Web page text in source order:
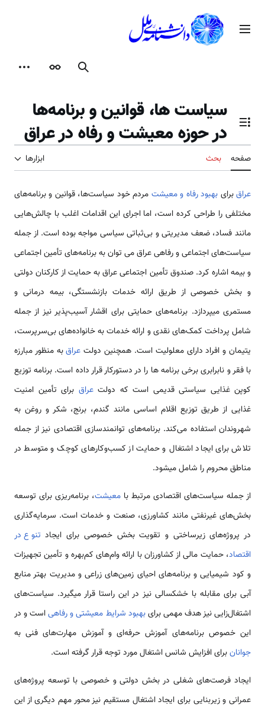
محتوامنوی اصلی
جستجوظاهر
تغییر وضعیت فهرست محتویات
سیاست ها، قوانین و برنامه‌ها
در حوزه معیشت و رفاه در عراق
صفحه بحث ابزارها
عراقبرای بهبود رفاه و معیشت مردم خود سیاست‌ها، قوانین و برنامه‌های
مختلفی را طراحی کرده است، اما اجرای این اقدامات اغلب با چالش‌هایی
مانند فساد، ضعف مدیریتی و بی‌ثباتی سیاسی مواجه بوده است. از جمله
سیاست‌های اجتماعی و رفاهی عراق می ­توان به برنامه‌های تأمین اجتماعی
و بیمه اشاره کرد. صندوق تأمین اجتماعی عراق به حمایت از کارکنان دولتی
و بخش خصوصی از طریق ارائه خدمات بازنشستگی، بیمه درمانی و
مستمری می­پردازد. برنامه‌های حمایتی برای اقشار آسیب‌پذیر نیز از جمله
شامل پرداخت کمک‌های نقدی و ارائه خدمات به خانواده‌های بی‌سرپرست،
یتیمان و افراد دارای معلولیت است. همچنین دولت عراقبه منظور مبارزه
با فقر و نابرابری برخی برنامه­ ها را در دستورکار قرار داده است. برنامه توزیع
کوپن غذایی سیاستی قدیمی است که دولتعراق برای تأمین امنیت
غذایی از طریق توزیع اقلام اساسی مانند گندم، برنج، شکر و روغن به
شهروندان استفاده می‌کند. برنامه‌های توانمندسازی اقتصادی نیز از جمله
تلاش برای ایجاد اشتغال و حمایت از کسب‌وکارهای کوچک و متوسط در
مناطق محروم را شامل می­شود.
از جمله سیاست‌های اقتصادی مرتبط با معیشت، برنامه‌ریزی برای توسعه
بخش‌های غیرنفتی مانند کشاورزی، صنعت و خدمات است. سرمایه‌گذاری
در پروژه‌های زیرساختی و تقویت بخش خصوصی برای ایجاد تنوع در
اقتصاد، حمایت مالی از کشاورزان با ارائه وام‌های کم‌بهره و تأمین تجهیزات
و کود شیمیایی و برنامه‌های احیای زمین‌های زراعی و مدیریت بهتر منابع
آبی برای مقابله با خشکسالی نیز در این راستا قرار می­گیرد. سیاست‌های
اشتغال‌زایی نیز هدف مهمی برایبهبود شرایط معیشتی و رفاهیاست و در
این خصوص برنامه‌های آموزش حرفه‌ای و آموزش مهارت‌های فنی به
جوانانبرای افزایش شانس اشتغال مورد توجه قرار گرفته است.
ایجاد فرصت‌های شغلی در بخش دولتی و خصوصی با توسعه پروژه‌های
عمرانی و زیربنایی برای ایجاد اشتغال مستقیم نیز محور مهم دیگری از این